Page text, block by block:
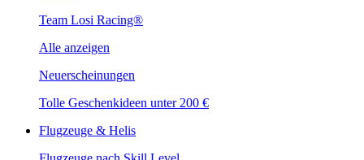
Team Losi Racing®
Alle anzeigen
Neuerscheinungen
Tolle Geschenkideen unter 200 €
Flugzeuge & Helis